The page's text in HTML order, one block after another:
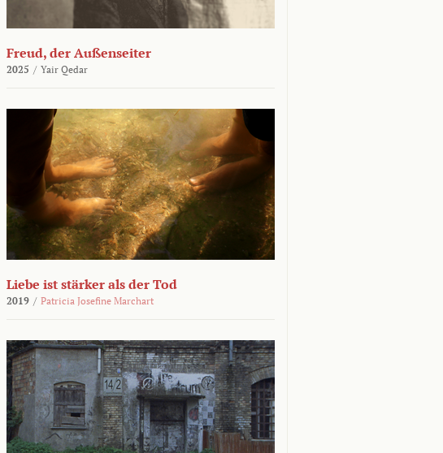
Freud, der Außenseiter
2025 / Yair Qedar
Liebe ist stärker als der Tod
2019 / Patricia Josefine Marchart